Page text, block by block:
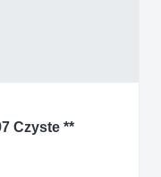
Czyste **